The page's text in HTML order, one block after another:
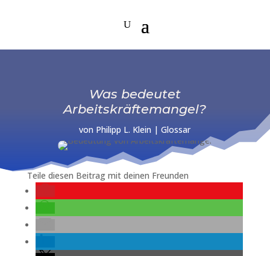
Was bedeutet
Arbeitskräftemangel?
von Philipp L. Klein |Glossar
Teile diesen Beitrag mit deinen Freunden